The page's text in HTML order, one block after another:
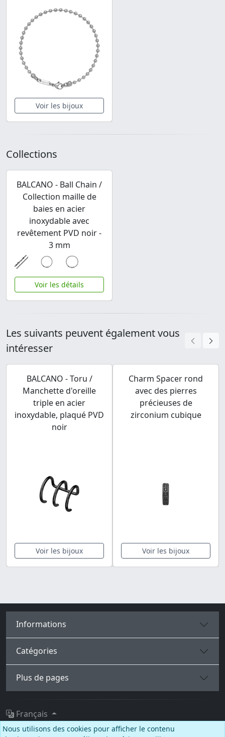
Voir les bijoux
Collections
BALCANO - Ball Chain /
Collection maille de
baies en acier
inoxydable avec
revêtement PVD noir -
3 mm
Voir les détails
Les suivants peuvent également vous
intéresser
BALCANO - Toru /
Manchette d'oreille
triple en acier
inoxydable, plaqué PVD
noir
Voir les bijoux
Charm Spacer rond
avec des pierres
précieuses de
zirconium cubique
Voir les bijoux
Informations
Catégories
Plus de pages
Facebook Instagram TikTok
Français
Nous utilisons des cookies pour afficher le contenu